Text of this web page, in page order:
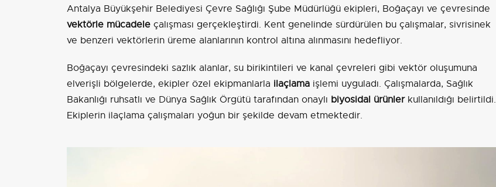
Antalya Büyükşehir Belediyesi Çevre Sağlığı Şube Müdürlüğü ekipleri, Boğaçayı ve çevresinde
vektörle mücadele çalışması gerçekleştirdi. Kent genelinde sürdürülen bu çalışmalar, sivrisinek
ve benzeri vektörlerin üreme alanlarının kontrol altına alınmasını hedefliyor.
Boğaçayı çevresindeki sazlık alanlar, su birikintileri ve kanal çevreleri gibi vektör oluşumuna
elverişli bölgelerde, ekipler özel ekipmanlarla ilaçlama işlemi uyguladı. Çalışmalarda, Sağlık
Bakanlığı ruhsatlı ve Dünya Sağlık Örgütü tarafından onaylı biyosidal ürünlerkullanıldığı belirtildi.
Ekiplerin ilaçlama çalışmaları yoğun bir şekilde devam etmektedir.